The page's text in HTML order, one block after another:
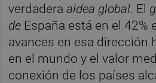
verdaderaaldea global. El
de España está en el 42%
avances en esa dirección
en el mundo y el valor
conexión de los países